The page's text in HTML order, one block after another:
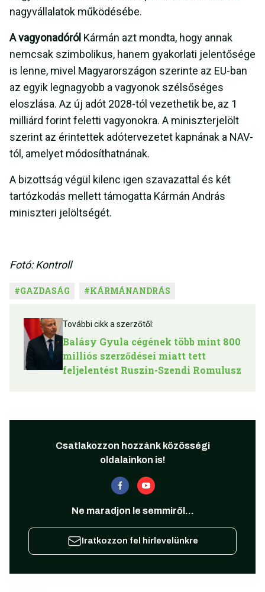
nagyvállalatok működésébe.
A vagyonadóról Kármán azt mondta, hogy annak
nemcsak szimbolikus, hanem gyakorlati jelentősége
is lenne, mivel Magyarországon szerinte az EU-ban
az egyik legnagyobb a vagyonok szélsőséges
eloszlása. Az új adót 2028-tól vezethetik be, az 1
milliárd forint feletti vagyonokra. A miniszterjelölt
szerint az érintettek adótervezetet kapnának a NAV-
tól, amelyet módosíthatnának.
A bizottság végül kilenc igen szavazattal és két
tartózkodás mellett támogatta Kármán András
miniszteri jelöltségét.
Fotó: Kontroll
#GAZDASÁG #KÁRMÁNANDRÁS
További cikk a szerzőtől:
Balásy Gyula cégének több mint 800
milliós szerződései miatt tett
feljelentést Ruszin-Szendi Romulusz
Csatlakozzon hozzánk közösségi
oldalainkon is!
Ne maradjon le semmiről...
Iratkozzon fel hírlevelünkre